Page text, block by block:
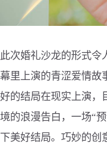
此次婚礼沙龙的形式令
幕里上演的青涩爱情故
好的结局在现实上演，
境的浪漫告白，一场“
下美好结局。巧妙的创